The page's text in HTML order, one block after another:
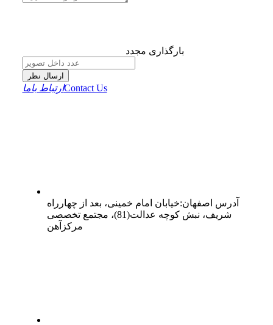
بارگذاری مجدد
ارسال نظر
ارتباط باماContact Us
آدرس اصفهان:خیابان امام خمینی، بعد از چهارراه
شریف، نبش کوچه عدالت(81)، مجتمع تخصصی
مرکزآهن